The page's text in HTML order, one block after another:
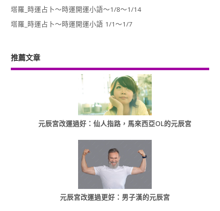
塔羅_時運占卜～時運開運小語～1/8～1/14
塔羅_時運占卜～時運開運小語 1/1～1/7
推薦文章
元辰宮改運過好：仙人指路，馬來西亞OL的元辰宮
元辰宮改運過更好：男子漢的元辰宮